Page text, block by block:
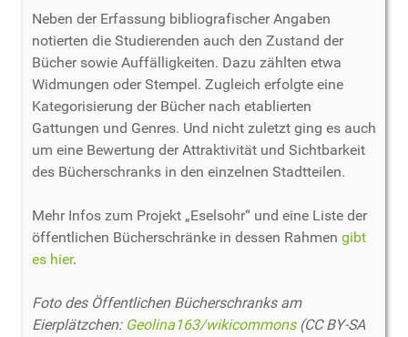
Neben der Erfassung bibliografischer Angaben
notierten die Studierenden auch den Zustand der
Bücher sowie Auffälligkeiten. Dazu zählten etwa
Widmungen oder Stempel. Zugleich erfolgte eine
Kategorisierung der Bücher nach etablierten
Gattungen und Genres. Und nicht zuletzt ging es auch
um eine Bewertung der Attraktivität und Sichtbarkeit
des Bücherschranks in den einzelnen Stadtteilen.
Mehr Infos zum Projekt „Eselsohr“ und eine Liste der
öffentlichen Bücherschränke in dessen Rahmen gibt
es hier.
Foto des Öffentlichen Bücherschranks am
Eierplätzchen: Geolina163/wikicommons(CC BY-SA